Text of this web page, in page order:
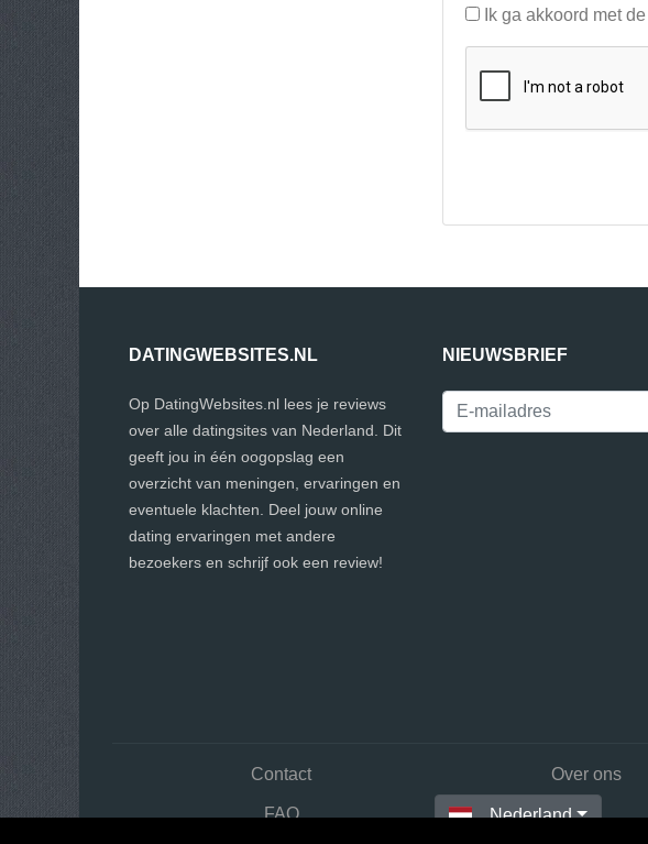
Ik ga akkoord met de
DATINGWEBSITES.NL
Op DatingWebsites.nl lees je reviews
over alle datingsites van Nederland. Dit
geeft jou in één oogopslag een
overzicht van meningen, ervaringen en
eventuele klachten. Deel jouw online
dating ervaringen met andere
bezoekers en schrijf ook een review!
NIEUWSBRIEF
Contact Over ons
FAQ Nederland